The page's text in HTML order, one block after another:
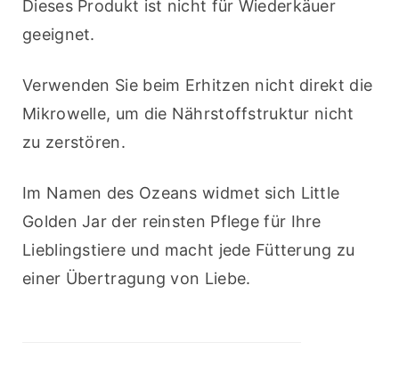
Dieses Produkt ist nicht für Wiederkäuer
geeignet.
Verwenden Sie beim Erhitzen nicht direkt die
Mikrowelle, um die Nährstoffstruktur nicht
zu zerstören.
Im Namen des Ozeans widmet sich Little
Golden Jar der reinsten Pflege für Ihre
Lieblingstiere und macht jede Fütterung zu
einer Übertragung von Liebe.